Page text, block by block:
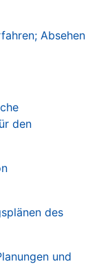
Absehen
den
des
und